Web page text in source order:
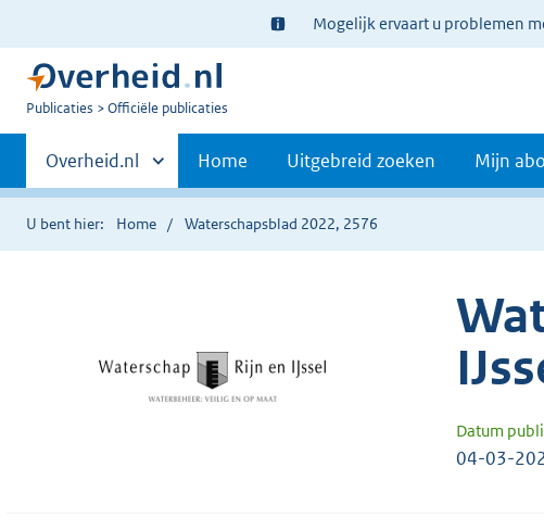
Ter
informatie:
Mogelijk ervaart u problemen
U
Publicaties Officiële publicaties
Primaire
navigatie
Andere
sites
binnen
Overheid.nl Home Uitgebreid zoeken Mijn
U bent hier: Home Waterschapsblad 2022, 2576
Datum
04-03-